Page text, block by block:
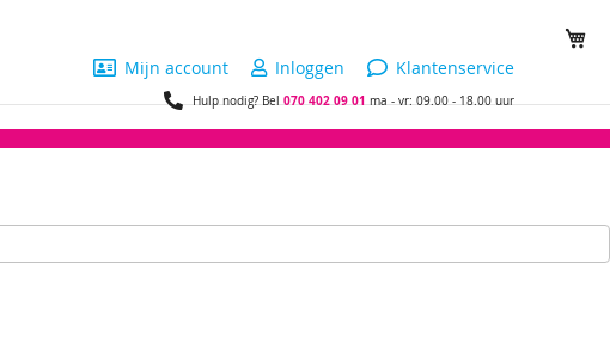
Mijn account
Inloggen Klantenservice
Hulp nodig? Bel070 402 09 01ma - vr: 09.00 - 18.00 uur